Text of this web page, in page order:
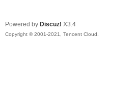
Powered by Discuz! X3.4
Copyright © 2001-2021, Tencent Cloud.